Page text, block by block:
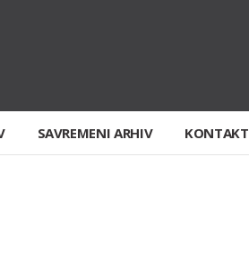
SAVREMENI ARHIV KONTAKT